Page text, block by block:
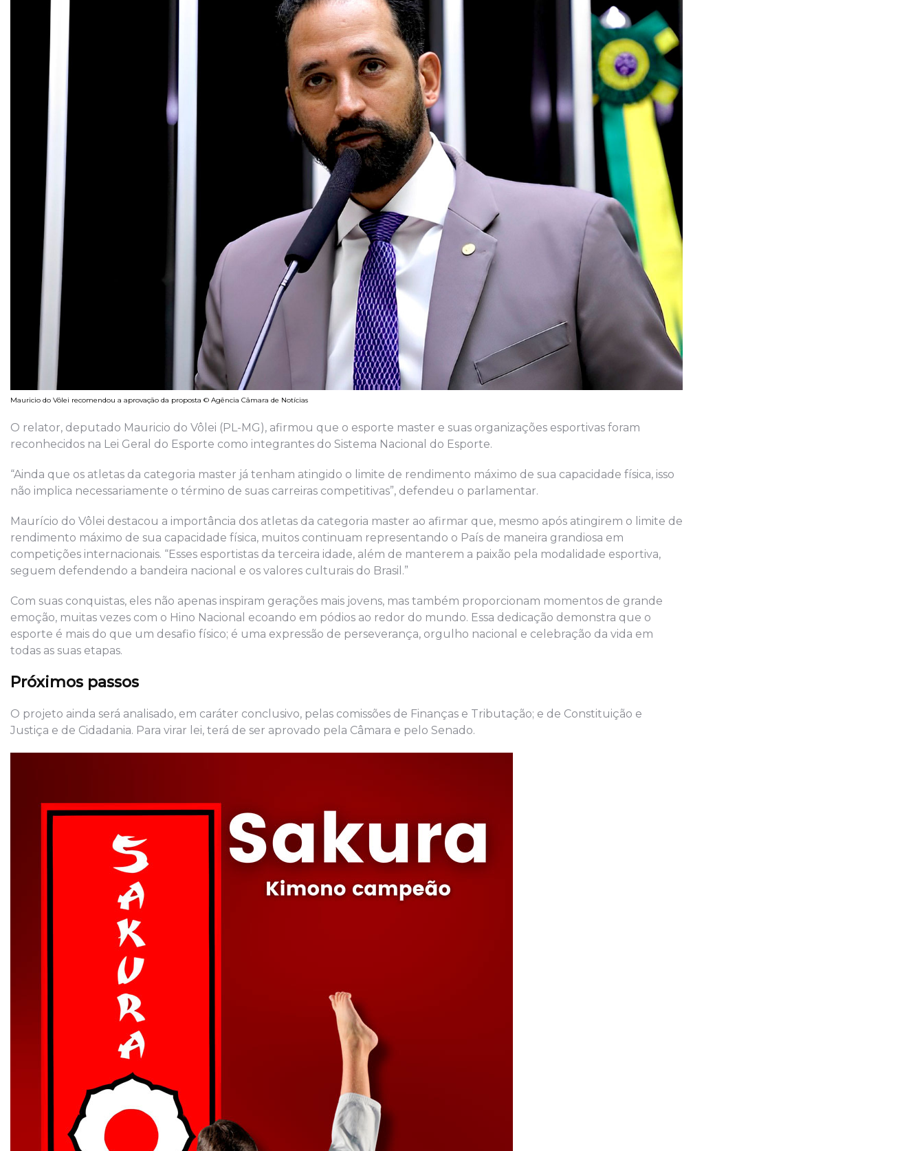
Mauricio do Vôlei recomendou a aprovação da proposta © Agência Câmara de Notícias
O relator, deputado Mauricio do Vôlei (PL-MG), afirmou que o esporte master e suas organizações esportivas foram
reconhecidos na Lei Geral do Esporte como integrantes do Sistema Nacional do Esporte.
“Ainda que os atletas da categoria master já tenham atingido o limite de rendimento máximo de sua capacidade física, isso
não implica necessariamente o término de suas carreiras competitivas”, defendeu o parlamentar.
Maurício do Vôlei destacou a importância dos atletas da categoria master ao afirmar que, mesmo após atingirem o limite de
rendimento máximo de sua capacidade física, muitos continuam representando o País de maneira grandiosa em
competições internacionais. “Esses esportistas da terceira idade, além de manterem a paixão pela modalidade esportiva,
seguem defendendo a bandeira nacional e os valores culturais do Brasil.”
Com suas conquistas, eles não apenas inspiram gerações mais jovens, mas também proporcionam momentos de grande
emoção, muitas vezes com o Hino Nacional ecoando em pódios ao redor do mundo. Essa dedicação demonstra que o
esporte é mais do que um desafio físico; é uma expressão de perseverança, orgulho nacional e celebração da vida em
todas as suas etapas.
Próximos passos
O projeto ainda será analisado, em caráter conclusivo, pelas comissões de Finanças e Tributação; e de Constituição e
Justiça e de Cidadania. Para virar lei, terá de ser aprovado pela Câmara e pelo Senado.